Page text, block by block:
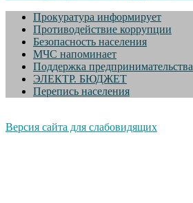
Прокуратура информирует
Противодействие коррупции
Безопасность населения
МЧС напоминает
Поддержка предпринимательства
ЭЛЕКТР. БЮДЖЕТ
Перепись населения
Версия сайта для слабовидящих